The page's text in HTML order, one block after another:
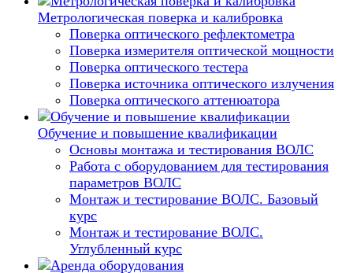
Метрологическая поверка и калибровка
Поверка оптического рефлектометра
Поверка измерителя оптической мощности
Поверка оптического тестера
Поверка источника оптического излучения
Поверка оптического аттенюатора
Обучение и повышение квалификации
Основы монтажа и тестирования ВОЛС
Работа с оборудованием для тестирования
параметров ВОЛС
Монтаж и тестирование ВОЛС. Базовый
курс
Монтаж и тестирование ВОЛС.
Углубленный курс